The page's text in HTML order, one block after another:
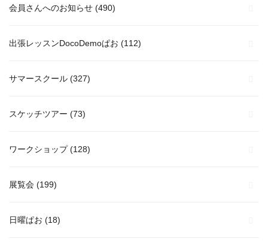
会員さんへのお知らせ (490)
出張レッスンDocoDemoぱお (112)
サマースクール (327)
スケッチツアー (73)
ワークショップ(128)
展覧会 (199)
日曜ぱお (18)